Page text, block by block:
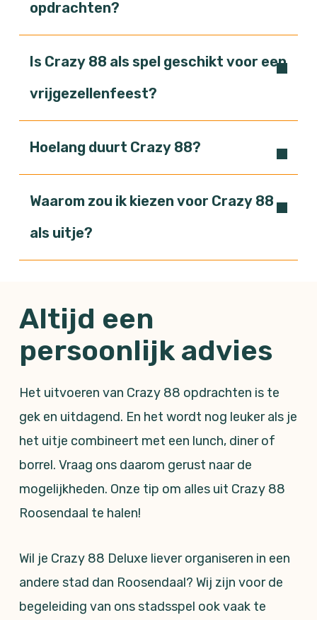
opdrachten?
Is Crazy 88 als spel geschikt voor een
vrijgezellenfeest?
Hoelang duurt Crazy 88?
Waarom zou ik kiezen voor Crazy 88
als uitje?
Altijd een
persoonlijk advies
Het uitvoeren van Crazy 88 opdrachten is te
gek en uitdagend. En het wordt nog leuker als je
het uitje combineert met een lunch, diner of
borrel. Vraag ons daarom gerust naar de
mogelijkheden. Onze tip om alles uit Crazy 88
Roosendaal te halen!
Wil je Crazy 88 Deluxe liever organiseren in een
andere stad dan Roosendaal? Wij zijn voor de
begeleiding van ons stadsspel ook vaak te